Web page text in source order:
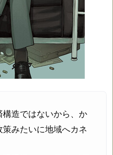
造ではないから、か
みたいに地域へカネ